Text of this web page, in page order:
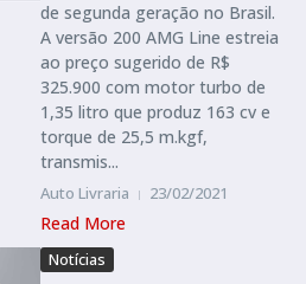
de segunda geração no Brasil.
A versão 200 AMG Line estreia
ao preço sugerido de R$
325.900 com motor turbo de
1,35 litro que produz 163 cv e
torque de 25,5 m.kgf,
transmis...
Auto Livraria 23/02/2021
Read More
Notícias